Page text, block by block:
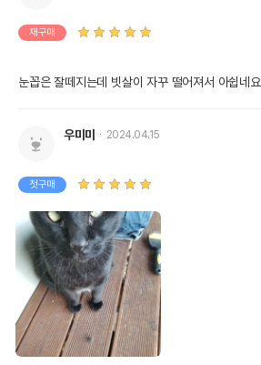
재구매
눈꼽은 잘떼지는데 빗살이 자꾸 떨어져서 아쉽네요
우미미 2024.04.15
첫구매